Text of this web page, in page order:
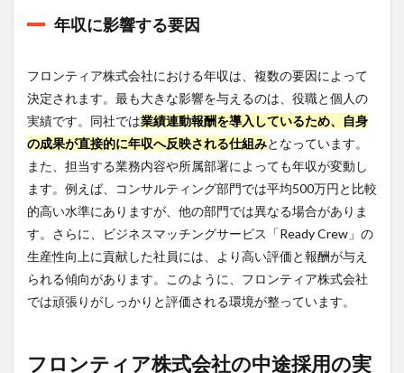
イフ
バラ
態
6
フロ
ンテ
ィア
株式
会社
のリ
な口
コミ
と評
判
ポジ
年収に影響する要因
フロンティア株式会社における年収は、複数の要因によって
決定されます。最も大きな影響を与えるのは、役職と個人の
実績です。同社では業績連動報酬を導入しているため、自身
の成果が直接的に年収へ反映される仕組みとなっています。
また、担当する業務内容や所属部署によっても年収が変動し
ます。例えば、コンサルティング部門では平均500万円と比較
的高い水準にありますが、他の部門では異なる場合がありま
す。さらに、ビジネスマッチングサービス「Ready Crew」の
生産性向上に貢献した社員には、より高い評価と報酬が与え
られる傾向があります。このように、フロンティア株式会社
では頑張りがしっかりと評価される環境が整っています。
フロンティア株式会社の中途採用の実